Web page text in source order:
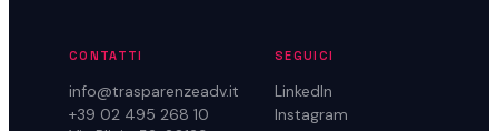
CONTATTI
info@trasparenzeadv.it
+39 02 495 268 10
SEGUICI
LinkedIn
Instagram